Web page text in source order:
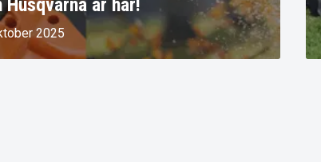
Husqvarna är här!
2025